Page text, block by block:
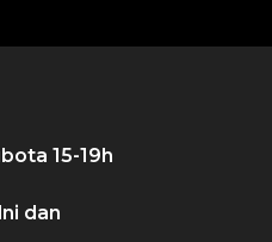
15-19h
dan